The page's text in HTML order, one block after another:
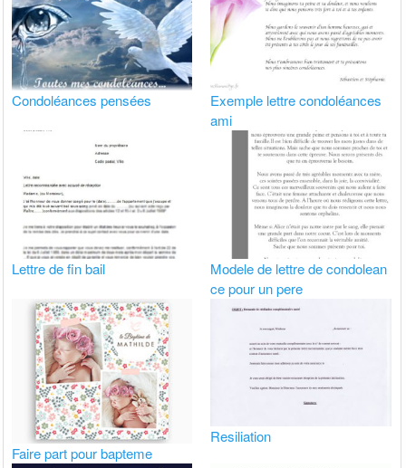
Condoléances pensées
Exemple lettre condoléances
ami
Lettre de fin bail
Modele de lettre de condolean
ce pour un pere
Faire part pour bapteme
Resiliation